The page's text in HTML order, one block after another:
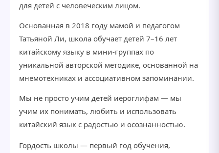
для детей с человеческим лицом.
Основанная в 2018 году мамой и педагогом
Татьяной Ли, школа обучает детей 7–16 лет
китайскому языку в мини-группах по
уникальной авторской методике, основанной на
мнемотехниках и ассоциативном запоминании.
Мы не просто учим детей иероглифам — мы
учим их понимать, любить и использовать
китайский язык с радостью и осознанностью.
Гордость школы — первый год обучения,